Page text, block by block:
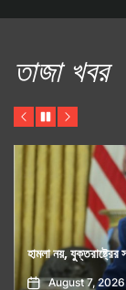
তাজা খবর
Previous
PauseNext
কিসের হাসিনা,
August 7,